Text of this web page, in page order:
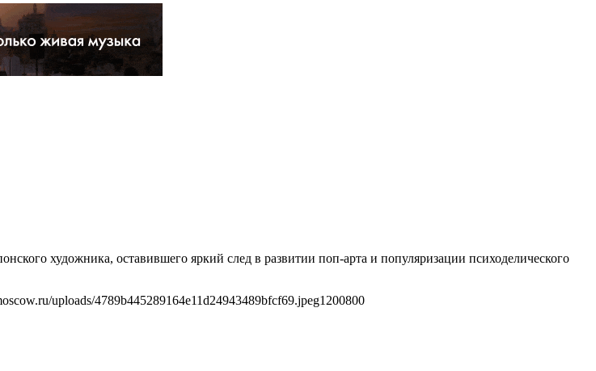
художника, оставившего яркий след в развитии поп-арта и популяризации психоделического
uploads/4789b445289164e11d24943489bfcf69.jpeg1200800